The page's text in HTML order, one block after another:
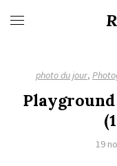
photo du jour,
19